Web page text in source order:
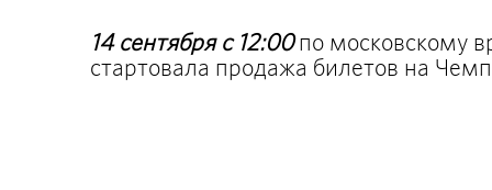
14 сентября с 12:00по московскому
стартовала продажа билетов на